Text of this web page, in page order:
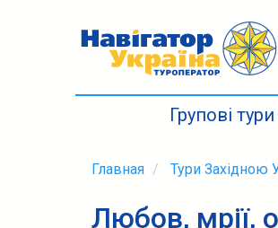
Групові тури
Главная Тури Західною
Любов, мрії,